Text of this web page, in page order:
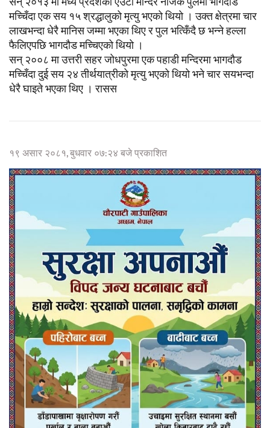
मच्चिँदा एक सय १५ श्रद्धालुको मृत्यु भएको थियो । उक्त क्षेत्रमा चार
लाखभन्दा धेरै मानिस जम्मा भएका थिए र पुल भत्किँदै छ भन्ने हल्ला
फैलिएपछि भागदौड मच्चिएको थियो ।
सन् २००८ मा उत्तरी सहर जोधपुरमा एक पहाडी मन्दिरमा भागदौड
मच्चिँदा दुई सय २४ तीर्थयात्रीको मृत्यु भएको थियो भने चार सयभन्दा
धेरै घाइते भएका थिए । रासस
१९ असार २०८१, बुधवार ०७:२४ बजे प्रकाशित